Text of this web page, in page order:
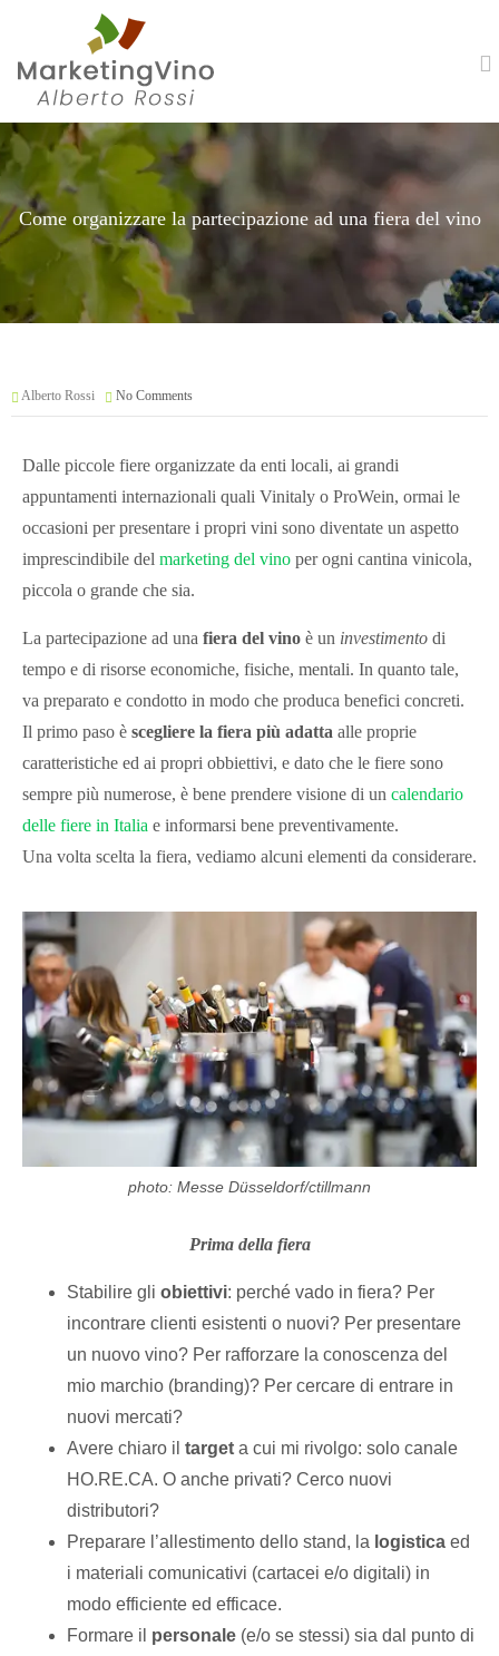
Come organizzare la partecipazione ad una fiera del vino
Alberto Rossi No Comments
Dalle piccole fiere organizzate da enti locali, ai grandi
appuntamenti internazionali quali Vinitaly o ProWein, ormai le
occasioni per presentare i propri vini sono diventate un aspetto
imprescindibile del marketing del vino per ogni cantina vinicola,
piccola o grande che sia.
La partecipazione ad una fiera del vino è un investimento di
tempo e di risorse economiche, fisiche, mentali. In quanto tale,
va preparato e condotto in modo che produca benefici concreti.
Il primo paso è scegliere la fiera più adatta alle proprie
caratteristiche ed ai propri obbiettivi, e dato che le fiere sono
sempre più numerose, è bene prendere visione di un calendario
delle fiere in Italia e informarsi bene preventivamente.
Una volta scelta la fiera, vediamo alcuni elementi da considerare.
photo: Messe Düsseldorf/ctillmann
Prima della fiera
Stabilire gli obiettivi: perché vado in fiera? Per
incontrare clienti esistenti o nuovi? Per presentare
un nuovo vino? Per rafforzare la conoscenza del
mio marchio (branding)? Per cercare di entrare in
nuovi mercati?
Avere chiaro il target a cui mi rivolgo: solo canale
HO.RE.CA. O anche privati? Cerco nuovi
distributori?
Preparare l’allestimento dello stand, la logistica ed
i materiali comunicativi (cartacei e/o digitali) in
modo efficiente ed efficace.
Formare il personale (e/o se stessi) sia dal punto di